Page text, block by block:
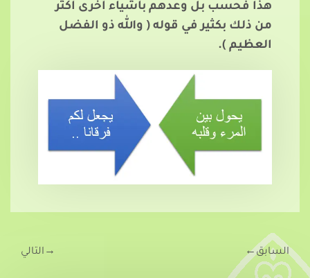
هذا فحسب بل وعدهم بأشياء أخرى أكثر
من ذلك بكثير في قوله ( والله ذو الفضل
العظيم ).
السابق←
→ التالي